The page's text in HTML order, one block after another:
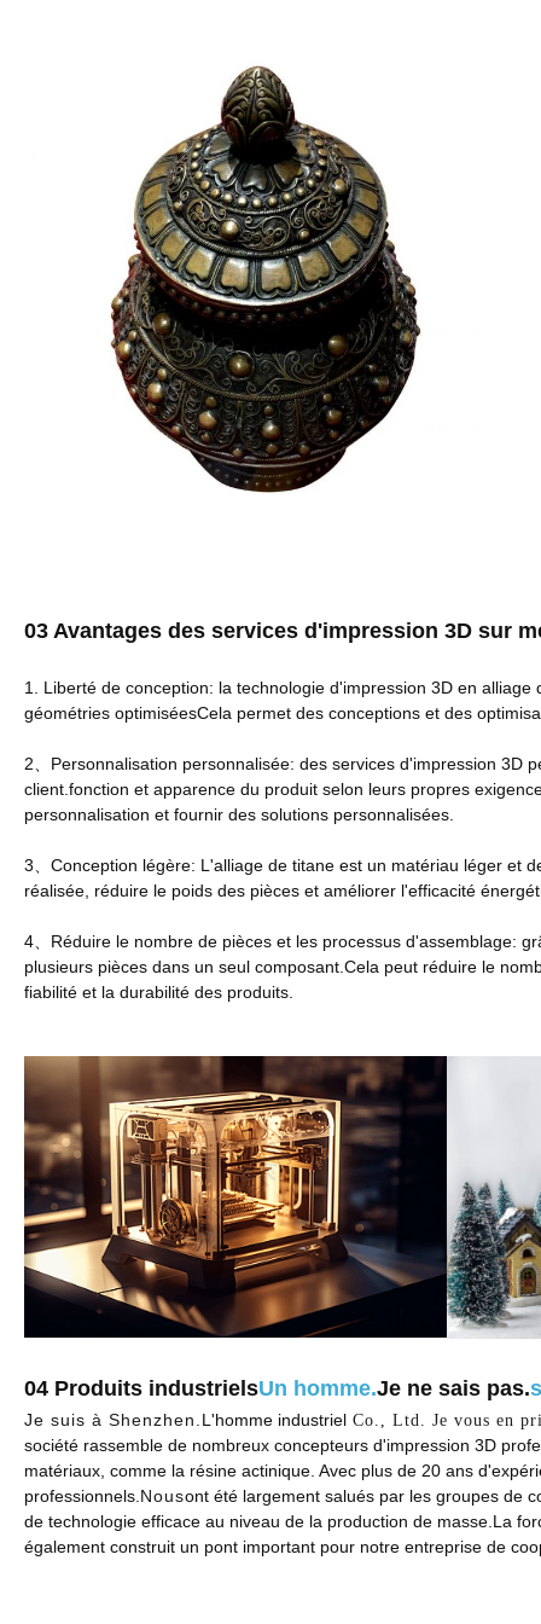
03 Avantages des services d'impression 3D sur
1. Liberté de conception: la technologie d'impression 3D en
géométries optimiséesCela permet des conceptions et des
2、 Personnalisation personnalisée: des services d'impression 3D
client.fonction et apparence du produit selon leurs propres
personnalisation et fournir des solutions personnalisées.
3、 Conception légère: L'alliage de titane est un matériau léger et
réalisée, réduire le poids des pièces et améliorer l'efficacité
4、 Réduire le nombre de pièces et les processus d'assemblage:
plusieurs pièces dans un seul composant.Cela peut réduire le
fiabilité et la durabilité des produits.
04 Produits industrielsUn homme.Je ne sais pas.s
Je suis à Shenzhen. L'homme industriel Co., Ltd. Je vous en
société rassemble de nombreux concepteurs d'impression 3D
matériaux, comme la résine actinique. Avec plus de 20 ans
professionnels. Nousont été largement salués par les groupes de
de technologie efficace au niveau de la production de masse.La
également construit un pont important pour notre entreprise de